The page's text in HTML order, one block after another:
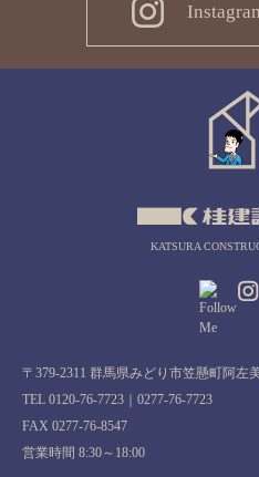
KATSURA
〒379-2311 群馬県みどり市笠懸町阿左
TEL 0120-76-7723｜0277-76-7723
FAX 0277-76-8547
営業時間 8:30～18:00